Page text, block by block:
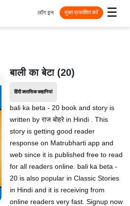
☰
लॉग इन मुक्त प्रकाशित करें
बाली का बेटा (20)
हिंदी क्लासिक कहानियां
bali ka beta - 20 book and story is
written by राज बोहरे in Hindi . This
story is getting good reader
response on Matrubharti app and
web since it is published free to read
for all readers online. bali ka beta -
20 is also popular in Classic Stories
in Hindi and it is receiving from
online readers very fast. Signup now